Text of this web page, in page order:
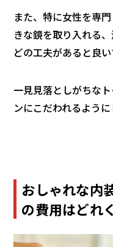
また、特に女性を専
きな鏡を取り入れる
どの工夫があると良い
一見見落としがちな
ンにこだわれるように
おしゃれな内
の費用はどれ